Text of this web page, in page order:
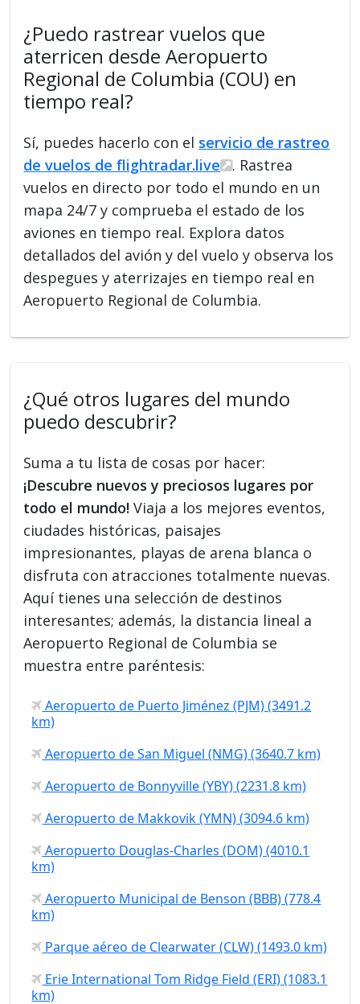
¿Puedo rastrear vuelos que
aterricen desde Aeropuerto
Regional de Columbia (COU) en
tiempo real?
Sí, puedes hacerlo con el servicio de rastreo
de vuelos de flightradar.live
. Rastrea
vuelos en directo por todo el mundo en un
mapa 24/7 y comprueba el estado de los
aviones en tiempo real. Explora datos
detallados del avión y del vuelo y observa los
despegues y aterrizajes en tiempo real en
Aeropuerto Regional de Columbia.
¿Qué otros lugares del mundo
puedo descubrir?
Suma a tu lista de cosas por hacer:
¡Descubre nuevos y preciosos lugares por
todo el mundo! Viaja a los mejores eventos,
ciudades históricas, paisajes
impresionantes, playas de arena blanca o
disfruta con atracciones totalmente nuevas.
Aquí tienes una selección de destinos
interesantes; además, la distancia lineal a
Aeropuerto Regional de Columbia se
muestra entre paréntesis:
Aeropuerto de Puerto Jiménez (PJM) (3491.2
km)
Aeropuerto de San Miguel (NMG) (3640.7 km)
Aeropuerto de Bonnyville (YBY) (2231.8 km)
Aeropuerto de Makkovik (YMN) (3094.6 km)
Aeropuerto Douglas-Charles (DOM) (4010.1
km)
Aeropuerto Municipal de Benson (BBB) (778.4
km)
Parque aéreo de Clearwater (CLW) (1493.0 km)
Erie International Tom Ridge Field (ERI) (1083.1
km)